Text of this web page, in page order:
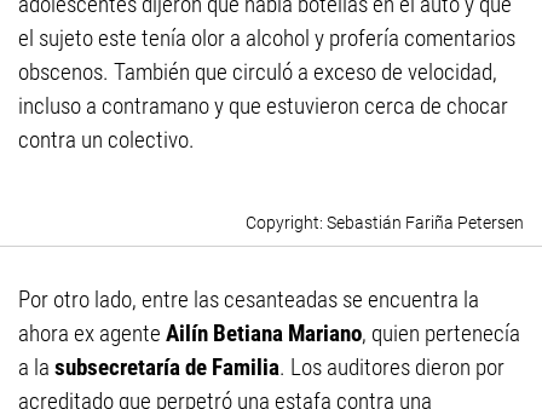
el sujeto este tenía olor a alcohol y profería comentarios
obscenos. También que circuló a exceso de velocidad,
incluso a contramano y que estuvieron cerca de chocar
contra un colectivo.
Sebastián Fariña Petersen
Por otro lado, entre las cesanteadas se encuentra la
ahora ex agente Ailín Betiana Mariano, quien pertenecía
a la subsecretaría de Familia. Los auditores dieron por
acreditado que perpetró una estafa contra una